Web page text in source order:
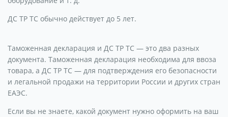
ДС ТР ТС обычно действует до 5 лет.
Таможенная декларация и ДС ТР ТС — это два разных
документа. Таможенная декларация необходима для ввоза
товара, а ДС ТР ТС — для подтверждения его безопасности
и легальной продажи на территории России и других стран
ЕАЭС.
Если вы не знаете, какой документ нужно оформить на ваш